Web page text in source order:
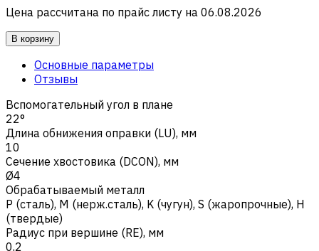
Цена рассчитана по прайс листу на 06.08.2026
В корзину
Основные параметры
Отзывы
Вспомогательный угол в плане
22°
Длина обнижения оправки (LU), мм
10
Сечение хвостовика (DCON), мм
Ø4
Обрабатываемый металл
Р (сталь), M (нерж.сталь), K (чугун), S (жаропрочные), H
(твердые)
Радиус при вершине (RE), мм
0,2